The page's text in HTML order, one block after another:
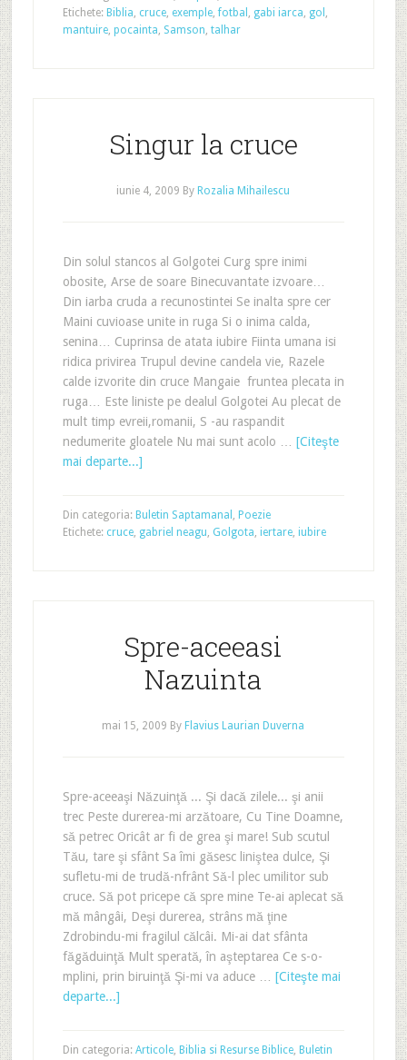
Etichete: Biblia, cruce, exemple,fotbal , gabi iarca, gol ,
mantuire, pocainta, Samson, talhar
Singur la cruce
iunie 4, 2009 By Rozalia Mihailescu
Din solul stancos al Golgotei Curg spre inimi
obosite, Arse de soare Binecuvantate izvoare…
Din iarba cruda a recunostintei Se inalta spre cer
Maini cuvioase unite in ruga Si o inima calda,
senina… Cuprinsa de atata iubire Fiinta umana isi
ridica privirea Trupul devine candela vie, Razele
calde izvorite din cruce Mangaie fruntea plecata in
ruga… Este liniste pe dealul Golgotei Au plecat de
mult timp evreii,romanii, S -au raspandit
nedumerite gloatele Nu mai sunt acolo … [Citeşte
mai departe...]
Din categoria: Buletin Saptamanal , Poezie
Etichete: cruce, gabriel neagu, Golgota, iertare, iubire
Spre-aceeasi
Nazuinta
mai 15, 2009 By Flavius Laurian Duverna
Spre-aceeaşi Năzuinţă ... Şi dacă zilele... şi anii
trec Peste durerea-mi arzătoare, Cu Tine Doamne,
să petrec Oricât ar fi de grea şi mare! Sub scutul
Tău, tare şi sfânt Sa îmi găsesc liniştea dulce, Şi
sufletu-mi de trudă-nfrânt Să-l plec umilitor sub
cruce. Să pot pricepe că spre mine Te-ai aplecat să
mă mângâi, Deşi durerea, strâns mă ţine
Zdrobindu-mi fragilul călcâi. Mi-ai dat sfânta
făgăduinţă Mult sperată, în aşteptarea Ce s-o-
mplini, prin biruinţă Şi-mi va aduce … [Citeşte mai
departe...]
Din categoria: Articole, Biblia si Resurse Biblice, Buletin